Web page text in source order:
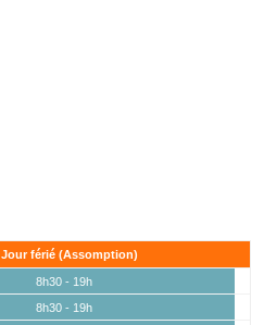
Jour férié (Assomption)
8h30 - 19h
8h30 - 19h